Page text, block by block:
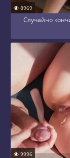
8969
Случайно
9996